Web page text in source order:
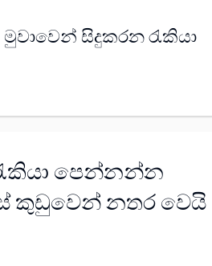
සිදුකරන රැකියා
පෙන්නන්න
කුඩුවෙන් නතර වෙයි